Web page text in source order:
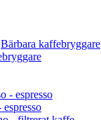
Bärbara kaffebryggare
espresso